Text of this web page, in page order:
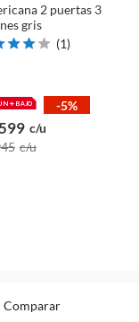
2 puertas 3
gris
(1)
-5%
c/u
c/u
comparar